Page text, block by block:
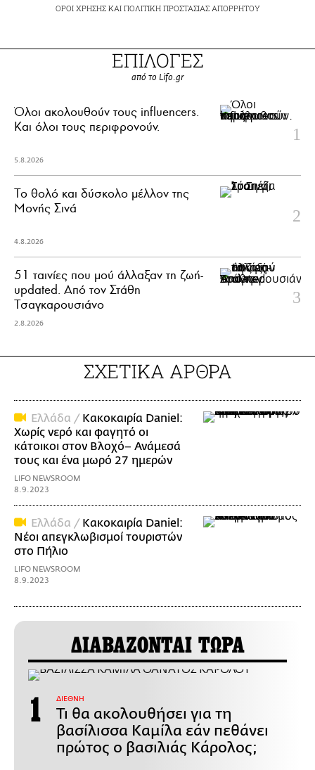
ΟΡΟΙ ΧΡΗΣΗΣΚΑΙ ΠΟΛΙΤΙΚΗ ΠΡΟΣΤΑΣΙΑΣ ΑΠΟΡΡΗΤΟΥ
ΕΠΙΛΟΓΕΣ
από το Lifo.gr
Όλοι ακολουθούν τους influencers.
Και όλοι τους περιφρονούν.
5.8.2026
Το θολό και δύσκολο μέλλον της
Μονής Σινά
4.8.2026
51 ταινίες που μού άλλαξαν τη ζωή-
updated. Aπό τον Στάθη
Τσαγκαρουσιάνο
2.8.2026
ΣΧΕΤΙΚΑ ΑΡΘΡΑ
Ελλάδα / Κακοκαιρία Daniel:
Χωρίς νερό και φαγητό οι
κάτοικοι στον Βλοχό– Ανάμεσά
τους και ένα μωρό 27 ημερών
LIFO NEWSROOM
8.9.2023
Ελλάδα / Κακοκαιρία Daniel:
Νέοι απεγκλωβισμοί τουριστών
στο Πήλιο
LIFO NEWSROOM
8.9.2023
ΔΙΑΒΑΖΟΝΤΑΙ ΤΩΡΑ
ΔΙΕΘΝΗ
Τι θα ακολουθήσει για τη
βασίλισσα Καμίλα εάν πεθάνει
πρώτος ο βασιλιάς Κάρολος;